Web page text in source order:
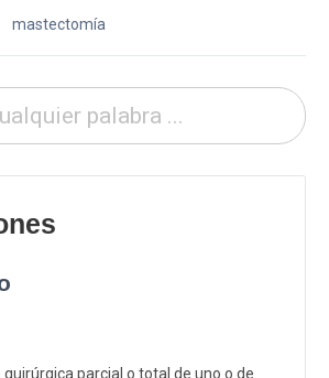
mastectomía
quirúrgica parcial o total de uno o de